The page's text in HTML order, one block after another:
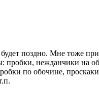
поздно. Мне тоже
пробки, нежданчики на
по обочине,